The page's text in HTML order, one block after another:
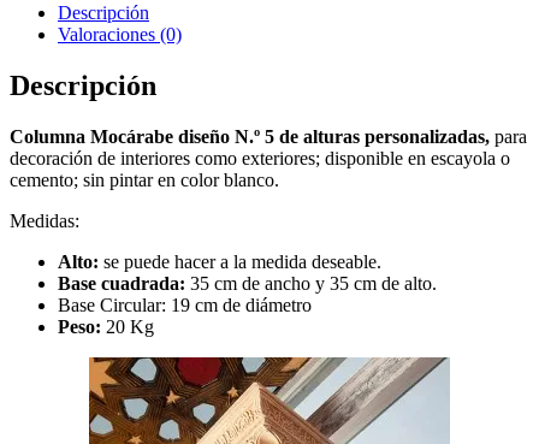
Descripción
Valoraciones (0)
Descripción
Columna Mocárabe diseño N.º 5 de alturas personalizadas, para
decoración de interiores como exteriores; disponible en escayola o
cemento; sin pintar en color blanco.
Medidas:
Alto: se puede hacer a la medida deseable.
Base cuadrada: 35 cm de ancho y 35 cm de alto.
Base Circular: 19 cm de diámetro
Peso: 20 Kg